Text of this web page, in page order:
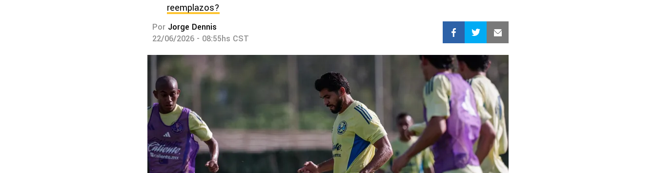
reemplazos?
Por Jorge Dennis
22/06/2026 - 08:55hs CST